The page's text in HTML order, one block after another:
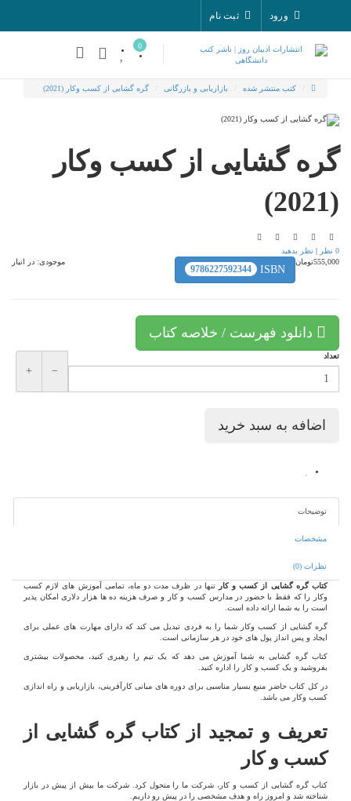
ورود ثبت نام
0
کتب منتشر شده بازاریابی و بازرگانی گره گشایی از کسب وکار (2021)
گشایی از کسب وکار
|نظر بدهید
موجودی: در انبار
ISBN
9786227592344
دانلود فهرست / خلاصه کتاب
+
توضیحات
مشخصات
نظرات (0)
کتاب گره گشایی از کسب و کارتنها در ظرف مدت دو ماه، تمامی آموزش های لازم کسب
وکار را که فقط با حضور در مدارس کسب و کار و صرف هزینه ده ها هزار دلاری امکان پذیر
است را به شما ارائه داده است.
گره گشایی از کسب وکار شما را به فردی تبدیل می کند که دارای مهارت های عملی برای
ایجاد و پس انداز پول های خود در هر سازمانی است.
کتاب گره گشایی به شما آموزش می دهد که یک تیم را رهبری کنید، محصولات بیشتری
بفروشید و یک کسب و کار را اداره کنید.
در کل کتاب حاضر منبع بسیار مناسبی برای دوره های مبانی کارآفرینی، بازاریابی و راه اندازی
کسب وکار می باشد.
تعریف و تمجید از کتاب گره گشایی از
کسب و کار
کتاب گره گشایی از کسب و کار، شرکت ما را متحول کرد. شرکت ما بیش از پیش در بازار
شناخته شد و امروز راه و هدف مشخصی را در پیش رو داریم.